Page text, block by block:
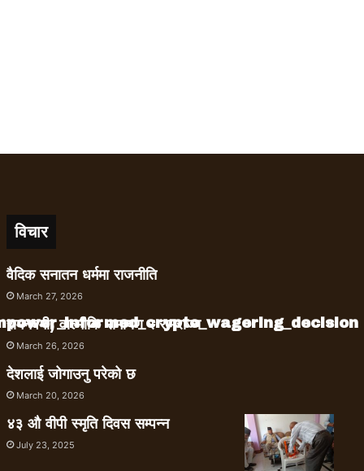
विचार
वैदिक सनातन धर्ममा राजनीति
March 27, 2026
रामनवमी, वाल्मीकि रामायण र रामराज्य
March 26, 2026
देशलाई जोगाउनु परेको छ
March 20, 2026
४३ औ वीपी स्मृति दिवस सम्पन्न
July 23, 2025